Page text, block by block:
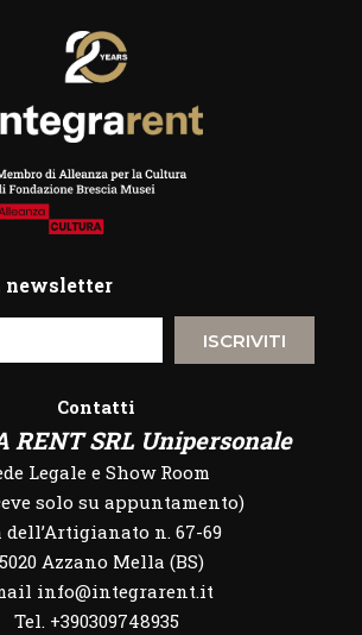
ISCRIVITI
Contatti
RENT SRL Unipersonale
Legale e Show Room
solo su appuntamento)
dell’Artigianato n. 67-69
Azzano Mella (BS)
info@integrarent.it
Tel. +390309748935